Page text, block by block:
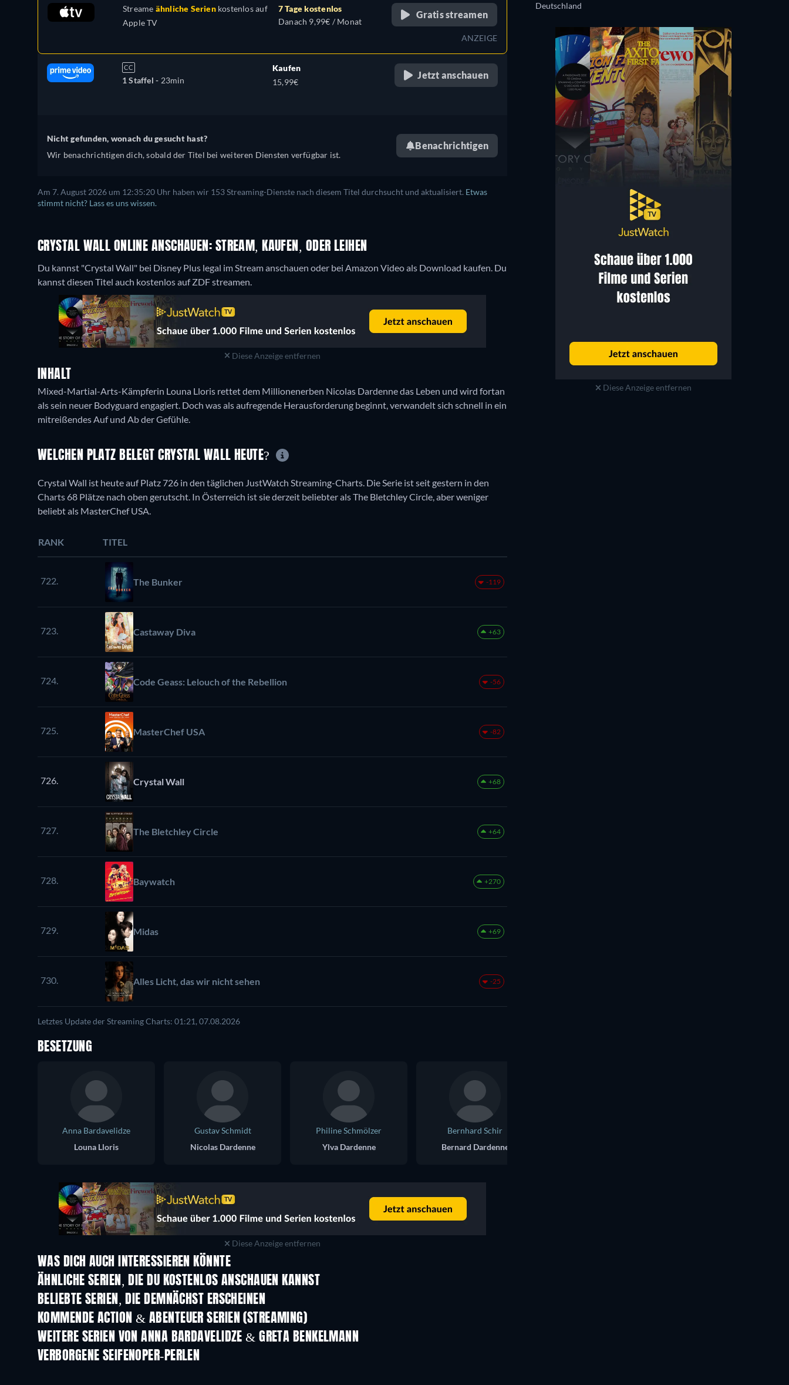
Streame ähnliche Serienkostenlos auf
Apple TV
7 Tage kostenlos
Danach 9,99€ / Monat
Gratis streamen
ANZEIGE
CC
1 Staffel - 23min
Kaufen
15,99€
Jetzt anschauen
Nicht gefunden, wonach du gesucht hast?
Wir benachrichtigen dich, sobald der Titel bei weiteren Diensten verfügbar ist.
Benachrichtigen
Am 7. August 2026 um 12:35:20 Uhr haben wir 153 Streaming-Dienste nach diesem Titel durchsucht und aktualisiert. Etwas
stimmt nicht? Lass es uns wissen.
CRYSTAL WALL ONLINE ANSCHAUEN: STREAM, KAUFEN, ODER LEIHEN
Du kannst "Crystal Wall" bei Disney Plus legal im Stream anschauen oder bei Amazon Video als Download kaufen. Du
kannst diesen Titel auch kostenlos auf ZDF streamen.
Diese Anzeige entfernen
INHALT
Mixed-Martial-Arts-Kämpferin Louna Lloris rettet dem Millionenerben Nicolas Dardenne das Leben und wird fortan
als sein neuer Bodyguard engagiert. Doch was als aufregende Herausforderung beginnt, verwandelt sich schnell in ein
mitreißendes Auf und Ab der Gefühle.
Deutschland
Diese Anzeige entfernen
WELCHEN PLATZ BELEGT CRYSTAL WALL HEUTE?
Crystal Wall ist heute auf Platz 726 in den täglichen JustWatch Streaming-Charts. Die Serie ist seit gestern in den
Charts 68 Plätze nach oben gerutscht. In Österreich ist sie derzeit beliebter als The Bletchley Circle, aber weniger
beliebt als MasterChef USA.
RANK TITEL
722. The Bunker -119
723. Castaway Diva +63
724. Code Geass: Lelouch of the Rebellion -56
725. MasterChef USA -82
726. Crystal Wall +68
727. The Bletchley Circle +64
728. Baywatch +270
729. Midas +69
730. Alles Licht, das wir nicht sehen -25
Letztes Update der Streaming Charts: 01:21, 07.08.2026
BESETZUNG
Anna Bardavelidze
Louna Lloris
Gustav Schmidt
Nicolas Dardenne
Philine Schmölzer
Ylva Dardenne
Bernhard Schir
Bernard Dardenne
Diese Anzeige entfernen
WAS DICH AUCH INTERESSIEREN KÖNNTE
ÄHNLICHE SERIEN, DIE DU KOSTENLOS ANSCHAUEN KANNST
Serie Serie
BELIEBTE SERIEN, DIE DEMNÄCHST ERSCHEINEN
Serie Serie
KOMMENDE ACTION & ABENTEUER SERIEN (STREAMING)
Staffel 2 Staffel 2
WEITERE SERIEN VON ANNA BARDAVELIDZE & GRETA BENKELMANN
Serie
VERBORGENE SEIFENOPER-PERLEN
Serie